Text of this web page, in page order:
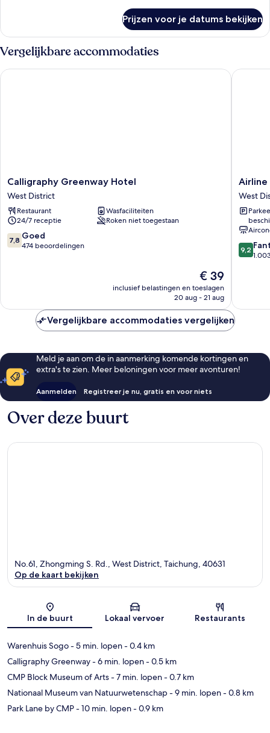
Prijzen voor je datums bekijken
Vergelijkbare accommodaties
Calligraphy
Greenway
Hotel
West
District
Calligraphy Greenway Hotel
West District
Restaurant
Wasfaciliteiten
24/7 receptie
Roken niet toegestaan
7.8
van
7,8 Goed
474 beoordelingen
De
prijs
is
€ 39
inclusief belastingen en toeslagen
20 aug - 21 aug
Calligraphy Greenway Hotel
Airline
lnn
Green
Park
Way
West
District
Airline
West
9.2
van
9,2
Airline
Vergelijkbare accommodaties vergelijken
Meld je aan om de in aanmerking komende kortingen en
extra's te zien. Meer beloningen voor meer avonturen!
Aanmelden Registreer je nu, gratis en voor niets
Over deze buurt
Kaart
No.61, Zhongming S. Rd., West District, Taichung, 40631
Op de kaart bekijken
In de buurt Lokaal vervoer Restaurants
Warenhuis Sogo- 5 min. lopen- 0.4 km
Calligraphy Greenway- 6 min. lopen- 0.5 km
CMP Block Museum of Arts- 7 min. lopen- 0.7 km
Nationaal Museum van Natuurwetenschap- 9 min. lopen- 0.8 km
Park Lane by CMP- 10 min. lopen- 0.9 km